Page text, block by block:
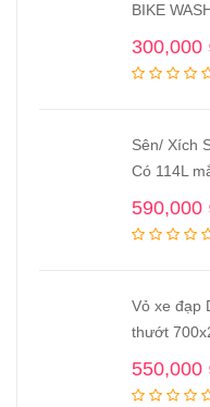
BIKE
300,000
Sên/ Xích
Có 114L
590,000
Vỏ xe đạp
thướt
550,000